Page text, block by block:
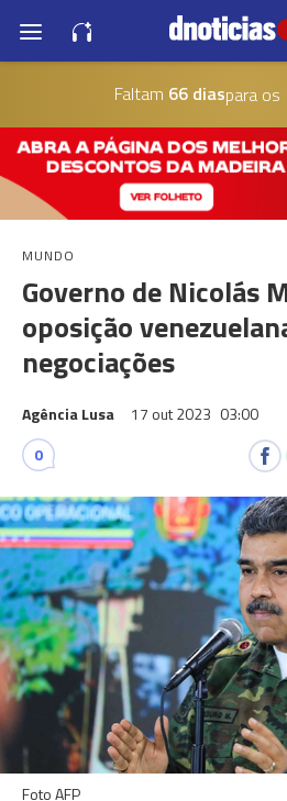
Faltam 66 diaspara os
MUNDO
Governo de Nicolás
oposição
negociações
Agência Lusa 17 out 2023 03:00
0
Foto AFP